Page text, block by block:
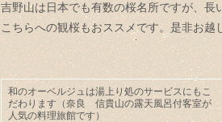
吉野山は日本でも有数の桜名所ですが、長
こちらへの観桜もおススメです。是非お越
和のオーベルジュは湯上り処のサービスにもこ
だわります（奈良 信貴山の露天風呂付客室が
人気の料理旅館です）